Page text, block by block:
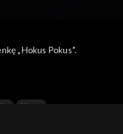
„Hokus Pokus”.
Nemo